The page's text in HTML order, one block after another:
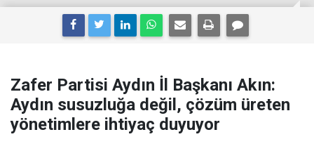
Zafer Partisi Aydın İl Başkanı Akın:
Aydın susuzluğa değil, çözüm üreten
yönetimlere ihtiyaç duyuyor